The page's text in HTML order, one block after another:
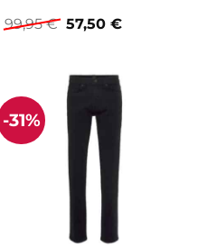
99,95€ Ursprünglicher
Preis
57,50 €Aktueller
-31%